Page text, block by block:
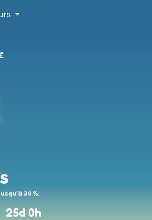
30 %.
25d 0h